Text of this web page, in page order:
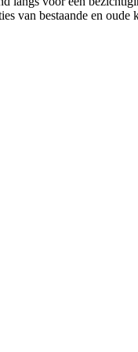
van bestaande en